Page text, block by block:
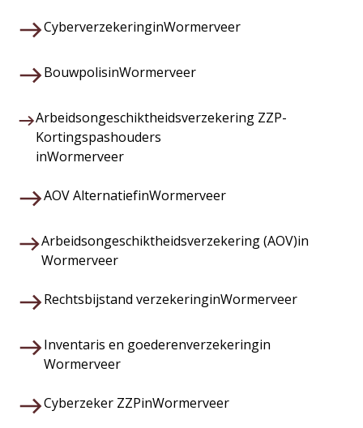
CyberverzekeringinWormerveer
BouwpolisinWormerveer
Arbeidsongeschiktheidsverzekering ZZP-
Kortingspashouders
inWormerveer
AOV AlternatiefinWormerveer
Arbeidsongeschiktheidsverzekering (AOV)in
Wormerveer
Rechtsbijstand verzekeringinWormerveer
Inventaris en goederenverzekeringin
Wormerveer
Cyberzeker ZZPinWormerveer